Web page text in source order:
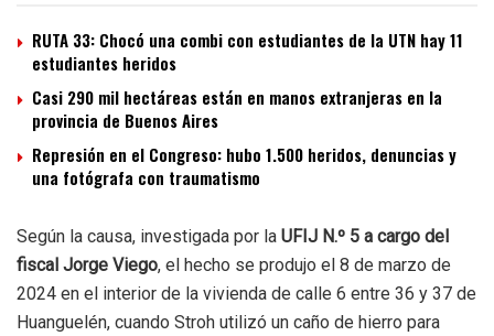
RUTA 33: Chocó una combi con estudiantes de la UTN hay 11
estudiantes heridos
Casi 290 mil hectáreas están en manos extranjeras en la
provincia de Buenos Aires
Represión en el Congreso: hubo 1.500 heridos, denuncias y
una fotógrafa con traumatismo
Según la causa, investigada por la UFIJ N.º 5 a cargo del
fiscal Jorge Viego, el hecho se produjo el 8 de marzo de
2024 en el interior de la vivienda de calle 6 entre 36 y 37 de
Huanguelén, cuando Stroh utilizó un caño de hierro para